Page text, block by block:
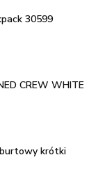
30599
CREW WHITE
krótki